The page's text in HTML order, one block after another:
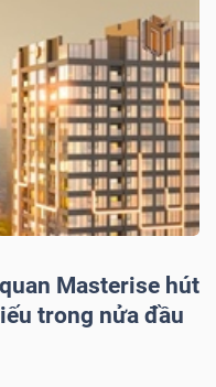
Masterise hút
trong nửa đầu